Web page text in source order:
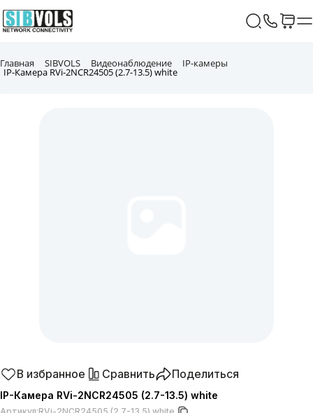
Главная SIBVOLS Видеонаблюдение IP-камеры
IP-Камера RVi-2NCR24505 (2.7-13.5) white
В избранное Сравнить Поделиться
IP-Камера RVi-2NCR24505 (2.7-13.5) white